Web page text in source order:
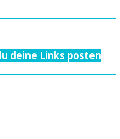
deine Links posten